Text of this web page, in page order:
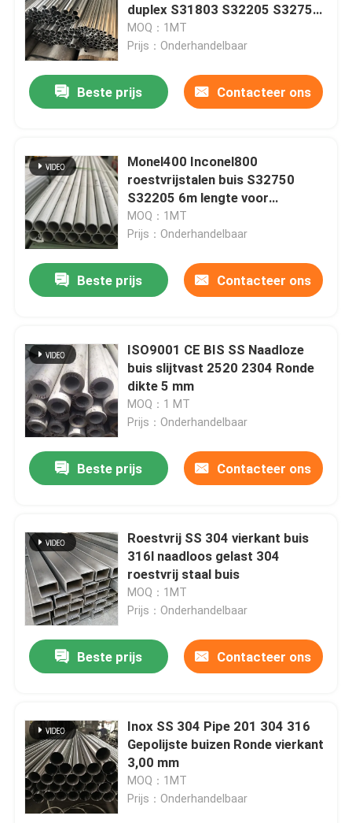
duplex S31803 S32205 S32750
S32760
MOQ：1MT
Prijs：Onderhandelbaar
Beste prijs Contacteer ons
Monel400 Inconel800
roestvrijstalen buis S32750
S32205 6m lengte voor
chemische industrie
MOQ：1MT
Prijs：Onderhandelbaar
Beste prijs Contacteer ons
ISO9001 CE BIS SS Naadloze
buis slijtvast 2520 2304 Ronde
dikte 5 mm
MOQ：1 MT
Prijs：Onderhandelbaar
Beste prijs Contacteer ons
Roestvrij SS 304 vierkant buis
316l naadloos gelast 304
roestvrij staal buis
MOQ：1MT
Prijs：Onderhandelbaar
Beste prijs Contacteer ons
Inox SS 304 Pipe 201 304 316
Gepolijste buizen Ronde vierkant
3,00 mm
MOQ：1MT
Prijs：Onderhandelbaar